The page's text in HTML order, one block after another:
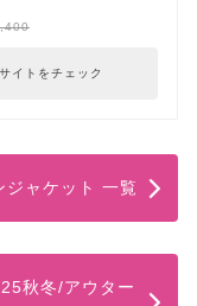
イトをチェック
ャケット 一覧
秋冬/アウター